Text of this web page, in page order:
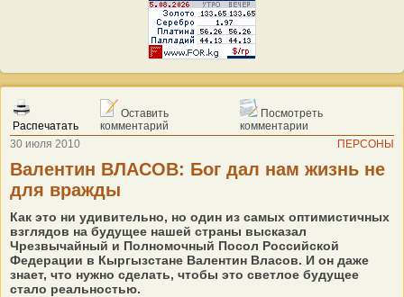
Распечатать
Оставить
комментарий
Посмотреть
комментарии
30 июля 2010
ПЕРСОНЫ
Валентин ВЛАСОВ: Бог дал нам жизнь не
для вражды
Как это ни удивительно, но один из самых оптимистичных
взглядов на будущее нашей страны высказал
Чрезвычайный и Полномочный Посол Российской
Федерации в Кыргызстане Валентин Власов. И он даже
знает, что нужно сделать, чтобы это светлое будущее
стало реальностью.